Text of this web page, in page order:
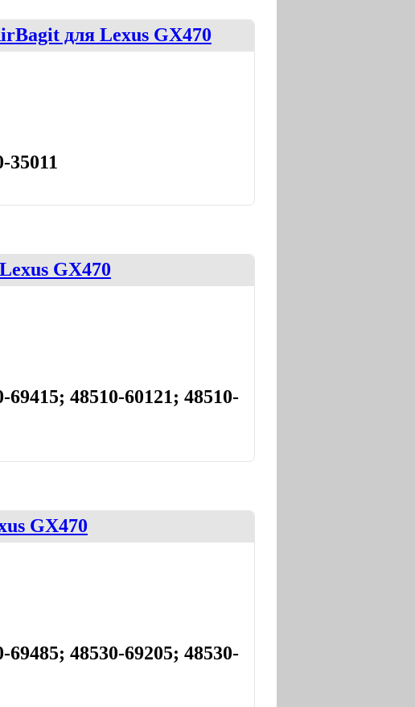
для Lexus GX470
35011
GX470
69415; 48510-60121; 48510-
GX470
69485; 48530-69205; 48530-